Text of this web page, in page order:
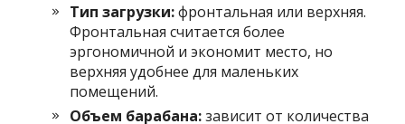
Тип загрузки:фронтальная или верхняя.
Фронтальная считается более
эргономичной и экономит место, но
верхняя удобнее для маленьких
помещений.
Объем барабана:зависит от количества